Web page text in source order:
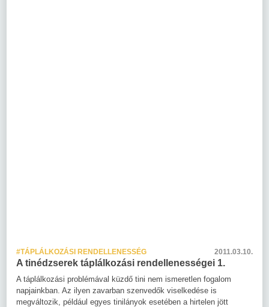
#TÁPLÁLKOZÁSI RENDELLENESSÉG 2011.03.10.
A tinédzserek táplálkozási rendellenességei 1.
A táplálkozási problémával küzdő tini nem ismeretlen fogalom
napjainkban. Az ilyen zavarban szenvedők viselkedése is
megváltozik, például egyes tinilányok esetében a hirtelen jött